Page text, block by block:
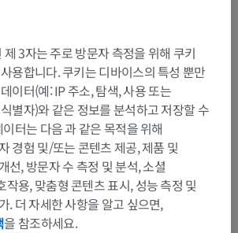
3자는 주로 방문자 측정을 위해 쿠키
용합니다. 쿠키는 디바이스의 특성 뿐만
이터(예: IP 주소, 탐색, 사용 또는
별자)와 같은 정보를 분석하고 저장할 수
터는 다음 과 같은 목적을 위해
경험 및/또는 콘텐츠 제공, 제품 및
선, 방문자 수 측정 및 분석, 소셜
작용, 맞춤형 콘텐츠 표시, 성능 측정 및
. 더 자세한 사항을 알고 싶으면,
을 참조하세요.